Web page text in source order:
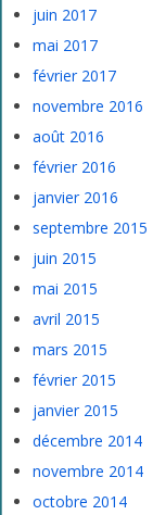
juin 2017
mai 2017
février 2017
novembre 2016
août 2016
février 2016
janvier 2016
septembre 2015
juin 2015
mai 2015
avril 2015
mars 2015
février 2015
janvier 2015
décembre 2014
novembre 2014
octobre 2014